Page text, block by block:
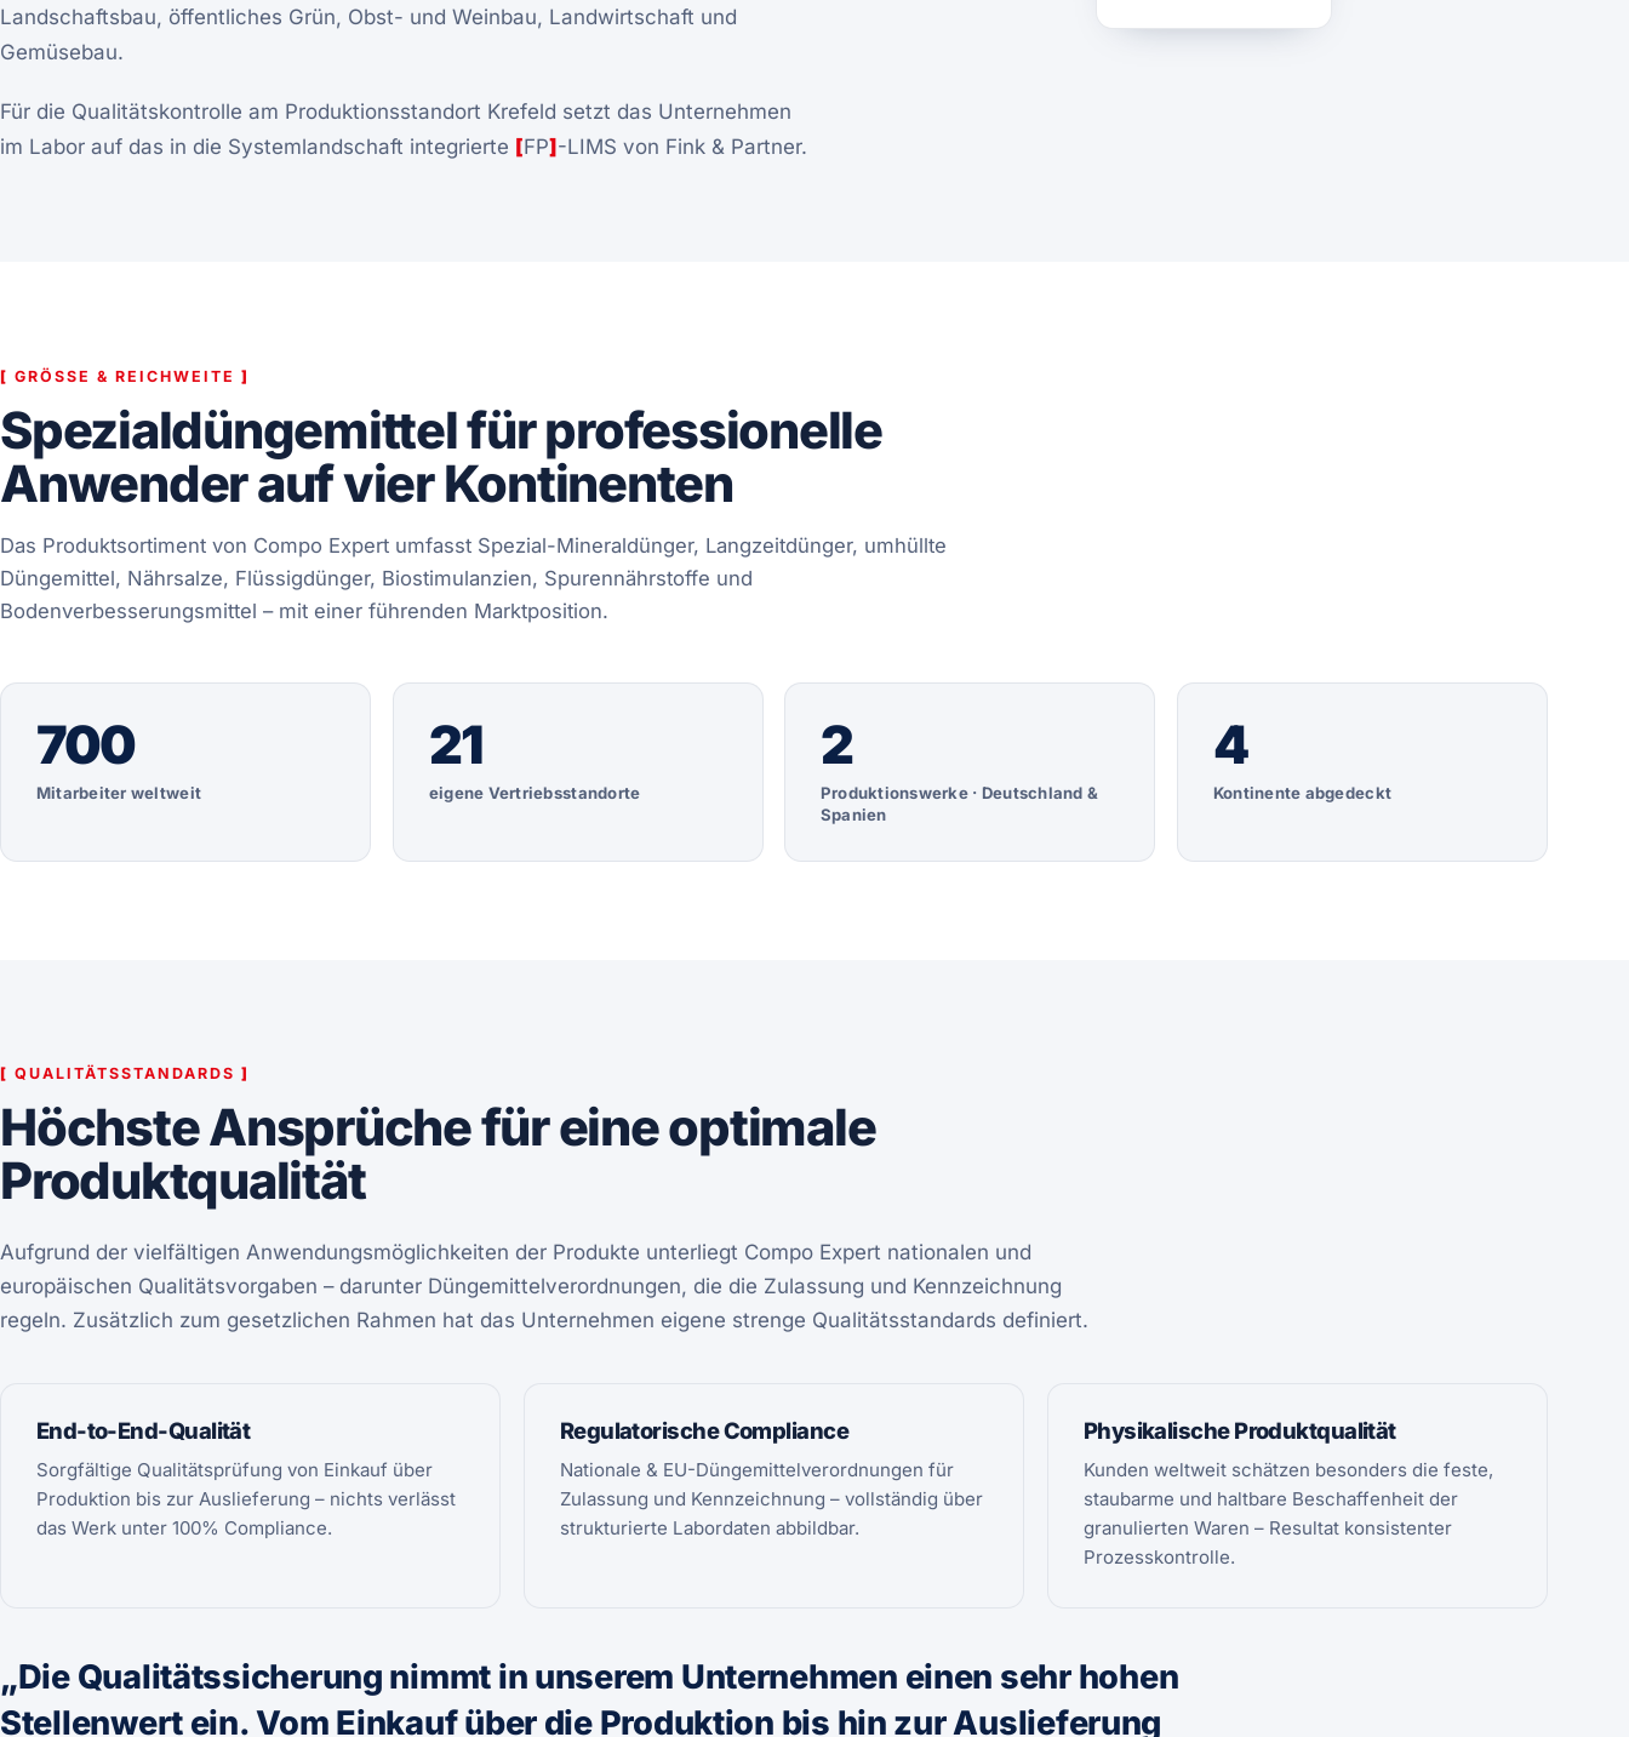
Landschaftsbau, öffentliches Grün, Obst- und Weinbau, Landwirtschaft und
Gemüsebau.
Für die Qualitätskontrolle am Produktionsstandort Krefeld setzt das Unternehmen
im Labor auf das in die Systemlandschaft integrierte [FP]-LIMS von Fink & Partner.
[ GRÖSSE & REICHWEITE ]
Spezialdüngemittel für professionelle
Anwender auf vier Kontinenten
Das Produktsortiment von Compo Expert umfasst Spezial-Mineraldünger, Langzeitdünger, umhüllte
Düngemittel, Nährsalze, Flüssigdünger, Biostimulanzien, Spurennährstoffe und
Bodenverbesserungsmittel – mit einer führenden Marktposition.
700
Mitarbeiter weltweit
21
eigene Vertriebsstandorte
2
Produktionswerke · Deutschland &
Spanien
4
Kontinente abgedeckt
[ QUALITÄTSSTANDARDS ]
Höchste Ansprüche für eine optimale
Produktqualität
Aufgrund der vielfältigen Anwendungsmöglichkeiten der Produkte unterliegt Compo Expert nationalen und
europäischen Qualitätsvorgaben – darunter Düngemittelverordnungen, die die Zulassung und Kennzeichnung
regeln. Zusätzlich zum gesetzlichen Rahmen hat das Unternehmen eigene strenge Qualitätsstandards definiert.
End-to-End-Qualität
Sorgfältige Qualitätsprüfung von Einkauf über
Produktion bis zur Auslieferung – nichts verlässt
das Werk unter 100% Compliance.
Regulatorische Compliance
Nationale & EU-Düngemittelverordnungen für
Zulassung und Kennzeichnung – vollständig über
strukturierte Labordaten abbildbar.
Physikalische Produktqualität
Kunden weltweit schätzen besonders die feste,
staubarme und haltbare Beschaffenheit der
granulierten Waren – Resultat konsistenter
Prozesskontrolle.
„Die Qualitätssicherung nimmt in unserem Unternehmen einen sehr hohen
Stellenwert ein. Vom Einkauf über die Produktion bis hin zur Auslieferung